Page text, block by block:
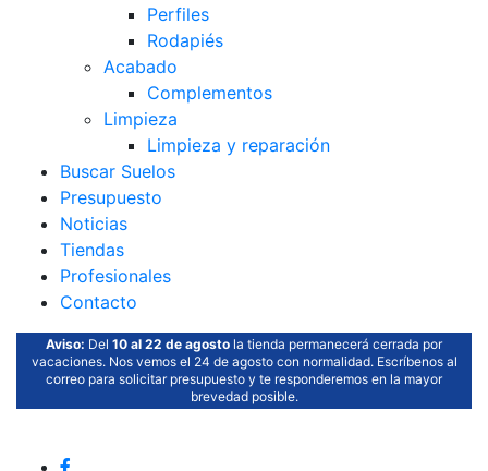
Perfiles
Rodapiés
Acabado
Complementos
Limpieza
Limpieza y reparación
Buscar Suelos
Presupuesto
Noticias
Tiendas
Profesionales
Contacto
Aviso: Del 10 al 22 de agosto la tienda permanecerá cerrada por
vacaciones. Nos vemos el 24 de agosto con normalidad. Escríbenos al
correo para solicitar presupuesto y te responderemos en la mayor
brevedad posible.